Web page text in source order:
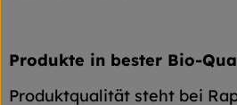
Produkte in bester Bio-
Produktqualität steht bei